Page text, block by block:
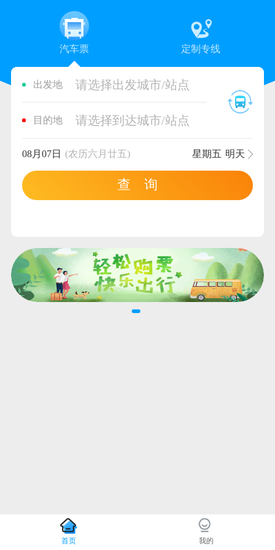
汽车票 定制专线
出发地 请选择出发城市/站点
目的地 请选择到达城市/站点
08月07日 (农历六月廿五) 星期五 明天
查 询
首页 我的